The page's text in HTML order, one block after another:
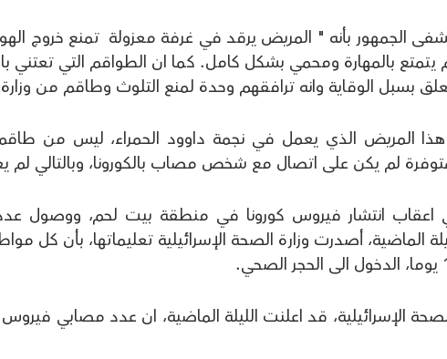
الجمهور بأنه " المريض يرقد في غرفة معزولة تمنع خروج
بالمهارة ومحمي بشكل كامل. كما ان الطواقم التي
بسبل الوقاية وانه ترافقهم وحدة لمنع التلوث وطاقم من
المريض الذي يعمل في نجمة داوود الحمراء، ليس من طاقم
لم يكن على اتصال مع شخص مصاب بالكورونا، وبالتالي
الماضية، أصدرت وزارة الصحة الإسرائيلية تعليماتها، بأن
الإسرائيلية، قد اعلنت الليلة الماضية، ان عدد مصابي فيروس